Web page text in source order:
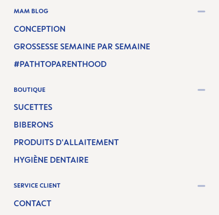
MAM BLOG
CONCEPTION
GROSSESSE SEMAINE PAR SEMAINE
#PATHTOPARENTHOOD
BOUTIQUE
SUCETTES
BIBERONS
PRODUITS D'ALLAITEMENT
HYGIÈNE DENTAIRE
SERVICE CLIENT
CONTACT